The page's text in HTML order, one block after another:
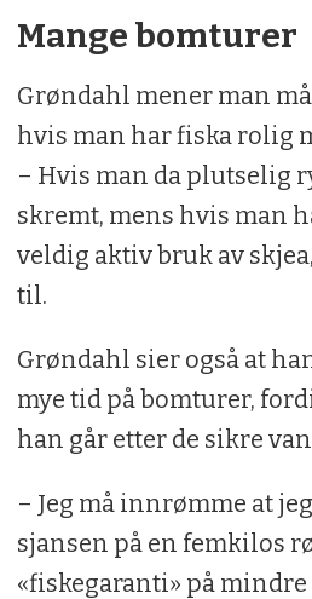
Mange bomturer
Grøndahl mener man
hvis man har fiska rolig
– Hvis man da plutselig
skremt, mens hvis man
veldig aktiv bruk av
til.
Grøndahl sier også at
mye tid på bomturer,
han går etter de sikre
– Jeg må innrømme at
sjansen på en femkilos
«fiskegaranti» på